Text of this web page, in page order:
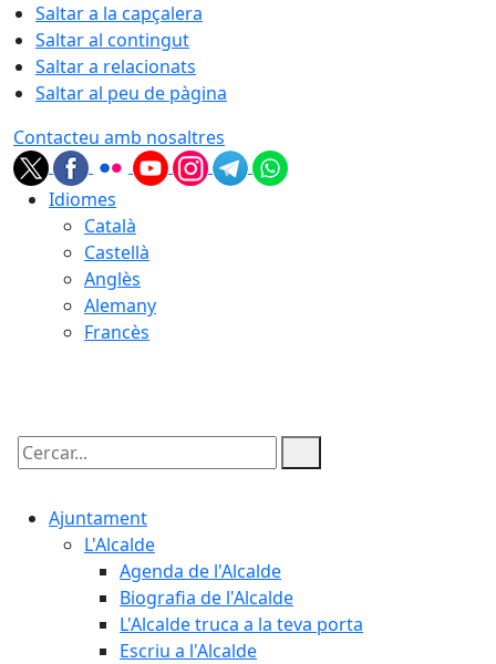
Saltar a la capçalera
Saltar al contingut
Saltar a relacionats
Saltar al peu de pàgina
Contacteu amb nosaltres
Idiomes
Català
Castellà
Anglès
Alemany
Francès
Cercar:
Ajuntament
L'Alcalde
Agenda de l'Alcalde
Biografia de l'Alcalde
L'Alcalde truca a la teva porta
Escriu a l'Alcalde